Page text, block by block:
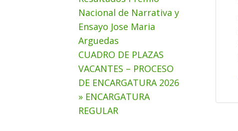
Nacional de Narrativa y
Ensayo Jose Maria
Arguedas
CUADRO DE PLAZAS
VACANTES – PROCESO
DE ENCARGATURA 2026
» ENCARGATURA
REGULAR